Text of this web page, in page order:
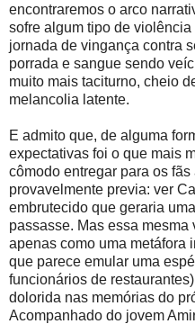
encontraremos o arco
sofre algum tipo de
jornada de vingança contra
porrada e sangue sendo
muito mais taciturno, cheio
melancolia latente.
E admito que, de alguma
expectativas foi o que mais
cômodo entregar para os
provavelmente previa: ver
embrutecido que geraria
passasse. Mas essa
apenas como uma metáfora
que parece emular uma
funcionários de
dolorida nas memórias do
Acompanhado do jovem